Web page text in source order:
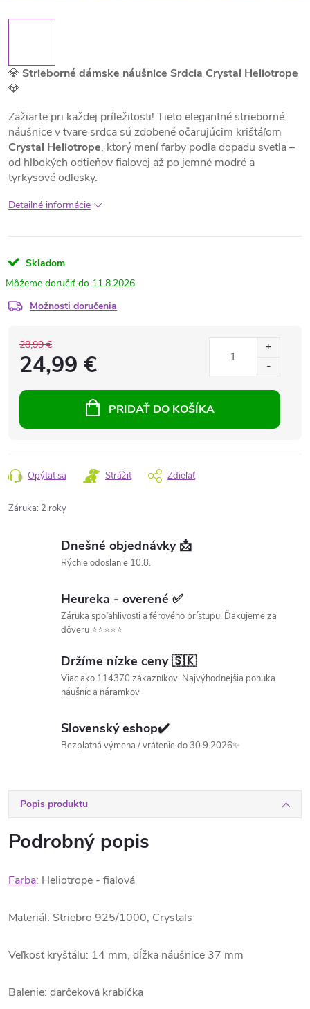
💎 Strieborné dámske náušnice Srdcia Crystal Heliotrope
💎
Zažiarte pri každej príležitosti! Tieto elegantné strieborné
náušnice v tvare srdca sú zdobené očarujúcim krištáľom
Crystal Heliotrope, ktorý mení farby podľa dopadu svetla –
od hlbokých odtieňov fialovej až po jemné modré a
tyrkysové odlesky.
Detailné informácie
Skladom
11.8.2026
Možnosti doručenia
28,99 €
24,99 €
PRIDAŤ DO KOŠÍKA
Opýtať sa Strážiť Zdieľať
Záruka: 2 roky
Dnešné objednávky 📩
Rýchle odoslanie 10.8.
Heureka - overené ✅
Záruka spoľahlivosti a férového prístupu. Ďakujeme za
dôveru ⭐⭐⭐⭐⭐
Držíme nízke ceny 🇸🇰
Viac ako 114370 zákazníkov. Najvýhodnejšia ponuka
náušníc a náramkov
Slovenský eshop✔️
Bezplatná výmena / vrátenie do 30.9.2026✨
Popis produktu
Podrobný popis
Farba: Heliotrope - fialová
Materiál: Striebro 925/1000, Crystals
Veľkosť kryštálu: 14 mm, dĺžka náušnice 37 mm
Balenie: darčeková krabička